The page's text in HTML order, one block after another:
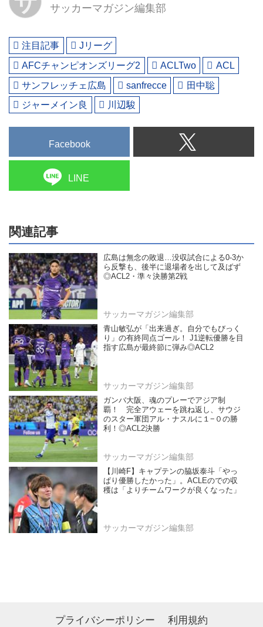
サッカーマガジン編集部
注目記事
Jリーグ
AFCチャンピオンズリーグ2
ACLTwo
ACL
サンフレッチェ広島
sanfrecce
田中聡
ジャーメイン良
川辺駿
Facebook
LINE
関連記事
広島は無念の敗退…没収試合による0-3か
ら反撃も、後半に退場者を出して及ばず
◎ACL2・準々決勝第2戦
サッカーマガジン編集部
青山敏弘が「出来過ぎ。自分でもびっく
り」の有終同点ゴール！ J1逆転優勝を目
指す広島が最終節に弾み◎ACL2
サッカーマガジン編集部
ガンバ大阪、魂のプレーでアジア制
覇！ 完全アウェーを跳ね返し、サウジ
のスター軍団アル・ナスルに１−０の勝
利！◎ACL2決勝
サッカーマガジン編集部
【川崎F】キャプテンの脇坂泰斗「やっ
ぱり優勝したかった」。ACLEのでの収
穫は「よりチームワークが良くなった」
サッカーマガジン編集部
プライバシーポリシー 利用規約